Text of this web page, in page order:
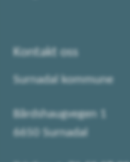
Kontakt oss
Surnadal kommune
Bårdshaugvegen 1
6650 Surnadal